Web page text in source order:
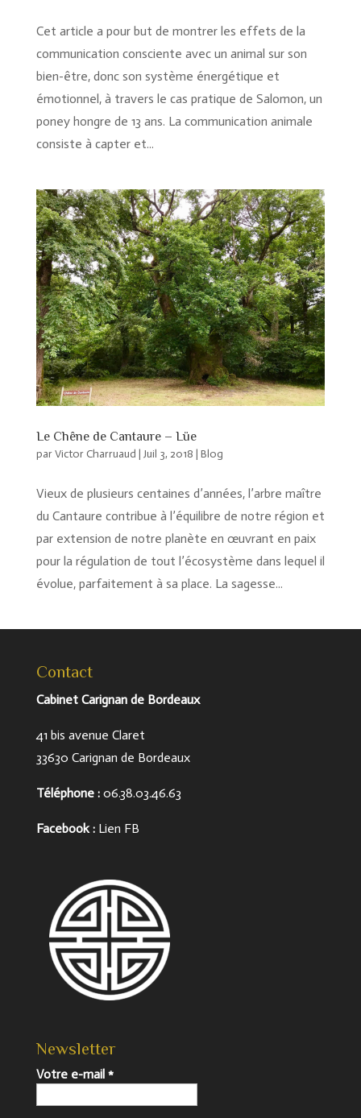
Cet article a pour but de montrer les effets de la
communication consciente avec un animal sur son
bien-être, donc son système énergétique et
émotionnel, à travers le cas pratique de Salomon, un
poney hongre de 13 ans. La communication animale
consiste à capter et...
Le Chêne de Cantaure – Lüe
parVictor Charruaud | Juil 3, 2018 | Blog
Vieux de plusieurs centaines d’années, l’arbre maître
du Cantaure contribue à l’équilibre de notre région et
par extension de notre planète en œuvrant en paix
pour la régulation de tout l’écosystème dans lequel il
évolue, parfaitement à sa place. La sagesse...
Contact
Cabinet Carignan de Bordeaux
41 bis avenue Claret
33630 Carignan de Bordeaux
Téléphone : 06.38.03.46.63
Facebook : Lien FB
Newsletter
Votre e-mail *